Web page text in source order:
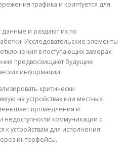
трафика и криптуется для
и раздают их по
Исследовательские элементы
в поступающих замерах.
предвосхищают будущие
информации.
критически
на устройствах или местных
промедления и
недоступности коммуникации с
к устройствам для исполнения
интерфейсы.